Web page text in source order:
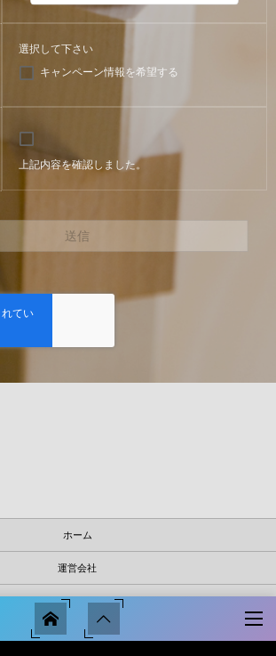
選択して下さい
キャンペーン情報を希望する
上記内容を確認しました。
ホーム
運営会社
運営サイト
川越スマサポ売買について